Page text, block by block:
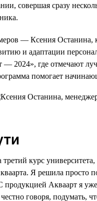
совершая сразу
— Ксения Останина,
и адаптации
— 2024», где отмечают
помогает
третий курс
Я решила просто
продукцией Акваарт я
говоря, подумать,